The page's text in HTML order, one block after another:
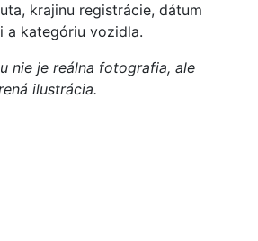
krajinu registrácie, dátum
a kategóriu vozidla.
nie je reálna fotografia, ale
ilustrácia.